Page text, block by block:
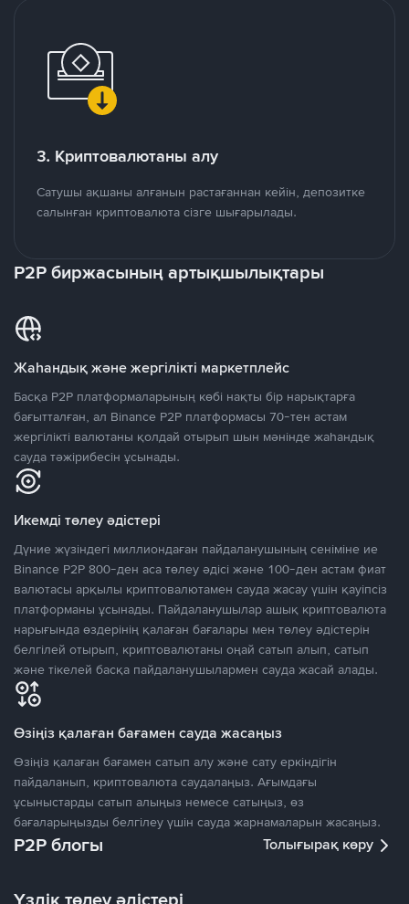
3. Криптовалютаны алу
Сатушы ақшаны алғанын растағаннан кейін, депозитке
салынған криптовалюта сізге шығарылады.
P2P биржасының артықшылықтары
Жаһандық және жергілікті маркетплейс
Басқа P2P платформаларының көбі нақты бір нарықтарға
бағытталған, ал Binance P2P платформасы 70-тен астам
жергілікті валютаны қолдай отырып шын мәнінде жаһандық
сауда тәжірибесін ұсынады.
Икемді төлеу әдістері
Дүние жүзіндегі миллиондаған пайдаланушының сеніміне ие
Binance P2P 800-ден аса төлеу әдісі және 100-ден астам фиат
валютасы арқылы криптовалютамен сауда жасау үшін қауіпсіз
платформаны ұсынады. Пайдаланушылар ашық криптовалюта
нарығында өздерінің қалаған бағалары мен төлеу әдістерін
белгілей отырып, криптовалютаны оңай сатып алып, сатып
және тікелей басқа пайдаланушылармен сауда жасай алады.
Өзіңіз қалаған бағамен сауда жасаңыз
Өзіңіз қалаған бағамен сатып алу және сату еркіндігін
пайдаланып, криптовалюта саудалаңыз. Ағымдағы
ұсыныстарды сатып алыңыз немесе сатыңыз, өз
бағаларыңызды белгілеу үшін сауда жарнамаларын жасаңыз.
P2P блогы Толығырақ көру